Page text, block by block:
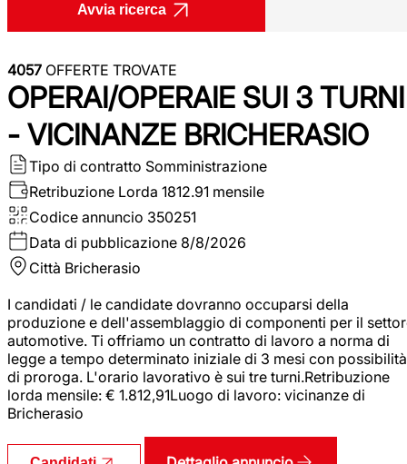
Avvia ricerca
4057 OFFERTE TROVATE
OPERAI/OPERAIE SUI 3 TURNI
- VICINANZE BRICHERASIO
Tipo di contratto Somministrazione
Retribuzione Lorda 1812.91 mensile
Codice annuncio 350251
Data di pubblicazione 8/8/2026
Città Bricherasio
I candidati / le candidate dovranno occuparsi della
produzione e dell'assemblaggio di componenti per il
automotive. Ti offriamo un contratto di lavoro a norma di
legge a tempo determinato iniziale di 3 mesi con possibilità
di proroga. L'orario lavorativo è sui tre turni.Retribuzione
lorda mensile: € 1.812,91Luogo di lavoro: vicinanze di
Bricherasio